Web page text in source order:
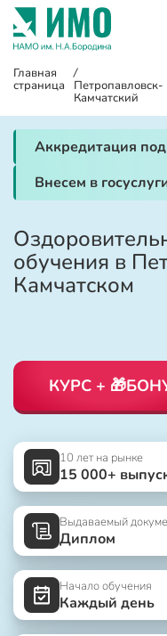
Главная
страница
/
Петропавловск-
Камчатский
Аккредитация
Внесем в
обучения в
Камчатском
КУРС +
10 лет на рынке
15 000+
Выдаваемый
Диплом
Начало обучения
Каждый день